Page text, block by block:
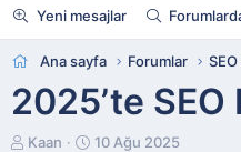
Yeni mesajlar
Ana sayfa Forumlar
2025’te
K
Kaan
B
10 Ağu 2025